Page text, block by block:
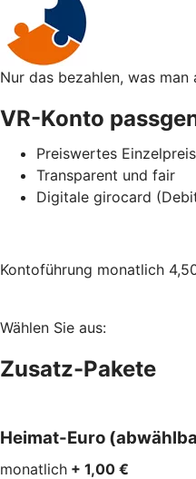
Nur das bezahlen, was man
VR-Konto
Preiswertes
Transparent und fair
Digitale girocard
Kontoführung monatlich
Wählen Sie aus:
Zusatz-Pakete
Heimat-Euro
monatlich + 1,00 €